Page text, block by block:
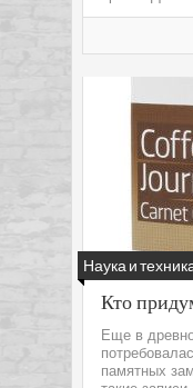
Наука и
Кто
Еще в
памятных